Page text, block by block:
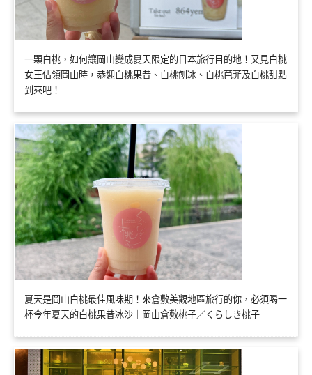
一顆白桃，如何讓岡山變成夏天限定的日本旅行目的地！又見白桃
女王佔領岡山時，恭迎白桃果昔、白桃刨冰、白桃芭菲及白桃甜點
到來吧！
夏天是岡山白桃最佳風味期！來倉敷美觀地區旅行的你，必須喝一
杯今年夏天的白桃果昔冰沙｜岡山倉敷桃子／くらしき桃子